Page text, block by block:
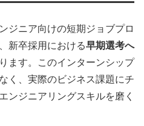
ジニア向けの短期ジョブプロ
新卒採用における早期選考へ
ます。このインターンシップ
く、実際のビジネス課題にチ
ンジニアリングスキルを磨く